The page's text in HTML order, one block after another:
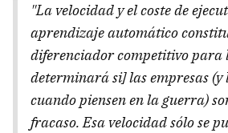
"La velocidad y el coste de
aprendizaje automático
diferenciador competitivo para
determinará si] las empresas (y
cuando piensen en la guerra)
fracaso. Esa velocidad sólo se